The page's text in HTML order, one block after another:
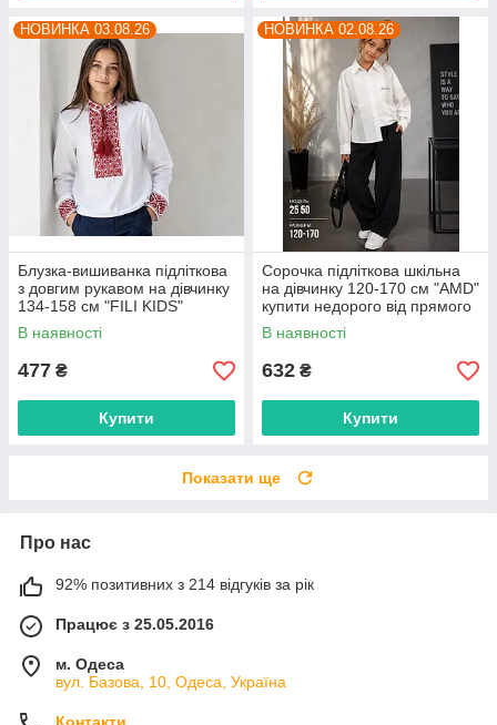
НОВИНКА 03.08.26
Блузка-вишиванка підліткова
з довгим рукавом на дівчинку
134-158 см "FILI KIDS"
недорого від прямого
постачальника
В наявності
477 ₴
Купити
НОВИНКА 02.08.26
Сорочка підліткова шкільна
на дівчинку 120-170 см "AMD"
купити недорого від прямого
постачальника
В наявності
632 ₴
Купити
Показати ще
Про нас
92% позитивних з 214 відгуків за рік
Працює з 25.05.2016
м. Одеса
вул. Базова, 10, Одеса, Україна